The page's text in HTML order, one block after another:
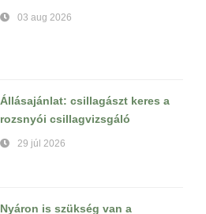
03 aug 2026
Állásajánlat: csillagászt keres a
rozsnyói csillagvizsgáló
29 júl 2026
Nyáron is szükség van a